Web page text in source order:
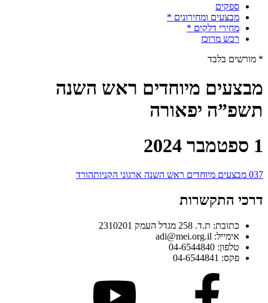
ספקים
מבצעים ומחירונים *
מחירי דלקים *
רכש מרוכז
* מורשים בלבד
מבצעים מיוחדים ראש השנה
תשפ”ה יפאורה
1 ספטמבר 2024
037 מבצעים מיוחדים ראש השנה ארגוני הקניות הורד
דרכי התקשרות
כתובת: ת.ד. 258 מגדל העמק 2310201
אימייל: adi@mei.org.il
טלפון: 04-6544840
פקס: 04-6544841